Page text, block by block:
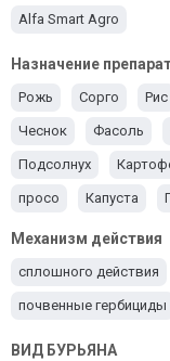
Alfa Smart Agro
Назначение
Рожь Сорго Рис
Чеснок Фасоль
Подсолнух
просо Капуста
Гербициды для
Механизм действия
сплошного действия
почвенные гербициды
ВИД БУРЬЯНА